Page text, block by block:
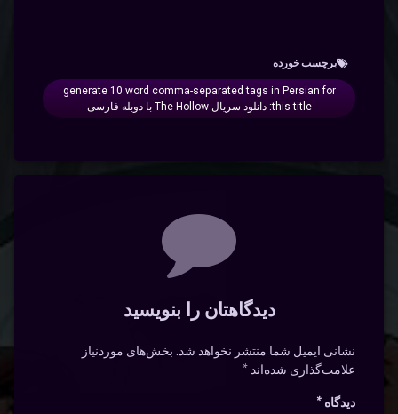
برچسب‌ خورده
generate 10 word comma-separated tags in Persian for
this title: دانلود سریال The Hollow با دوبله فارسی
دیدگاهتان را بنویسید
نشانی ایمیل شما منتشر نخواهد شد. بخش‌های موردنیاز
علامت‌گذاری شده‌اند*
دیدگاه *